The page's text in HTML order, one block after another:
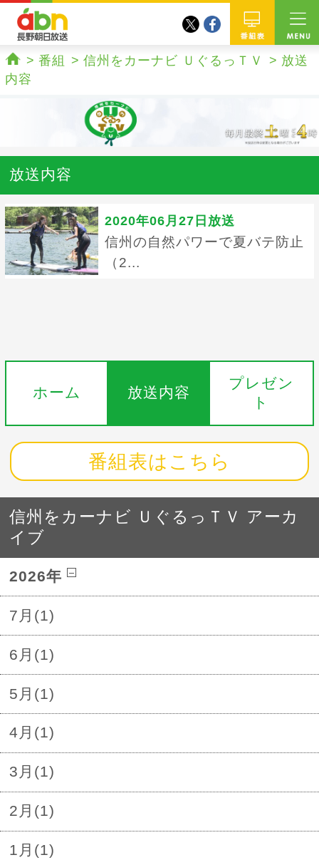
番組
twitterfacebook
ホーム
番組 信州をカーナビ ＵぐるっＴＶ
放送
内容
放送内容
2020年06月27日放送
信州の自然パワーで夏バテ防止
（2...
ホーム 放送内容
プレゼン
ト
番組表はこちら
信州をカーナビ ＵぐるっＴＶ アーカ
イブ
2026年
7月(1)
6月(1)
5月(1)
4月(1)
3月(1)
2月(1)
1月(1)